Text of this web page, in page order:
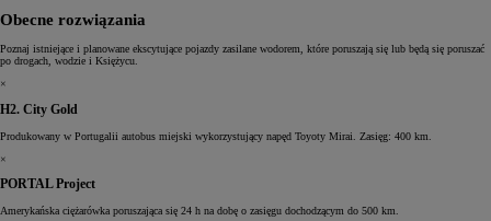
Obecne rozwiązania
Poznaj istniejące i planowane ekscytujące pojazdy zasilane wodorem, które poruszają się lub będą się poruszać
po drogach, wodzie i Księżycu.
×
H2. City Gold
Produkowany w Portugalii autobus miejski wykorzystujący napęd Toyoty Mirai. Zasięg: 400 km.
×
PORTAL Project
Amerykańska ciężarówka poruszająca się 24 h na dobę o zasięgu dochodzącym do 500 km.